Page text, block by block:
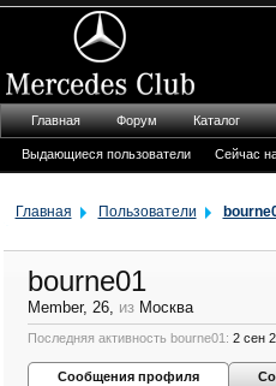
Главная Пользователи
bourne01
Member, 26, из Москва
Последняя активность bourne01: 2 сен
Сообщения профиля
Главная Форум Каталог
Выдающиеся пользователи Сейчас